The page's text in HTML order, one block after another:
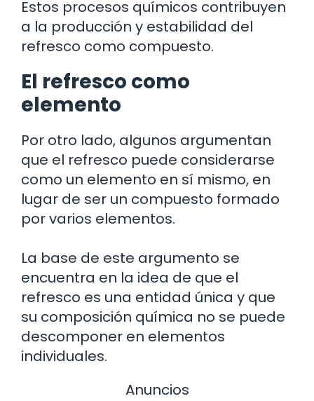
Estos procesos químicos contribuyen
a la producción y estabilidad del
refresco como compuesto.
El refresco como
elemento
Por otro lado, algunos argumentan
que el refresco puede considerarse
como un elemento en sí mismo, en
lugar de ser un compuesto formado
por varios elementos.
La base de este argumento se
encuentra en la idea de que el
refresco es una entidad única y que
su composición química no se puede
descomponer en elementos
individuales.
Anuncios